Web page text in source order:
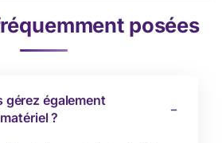
posées
gérez également
?